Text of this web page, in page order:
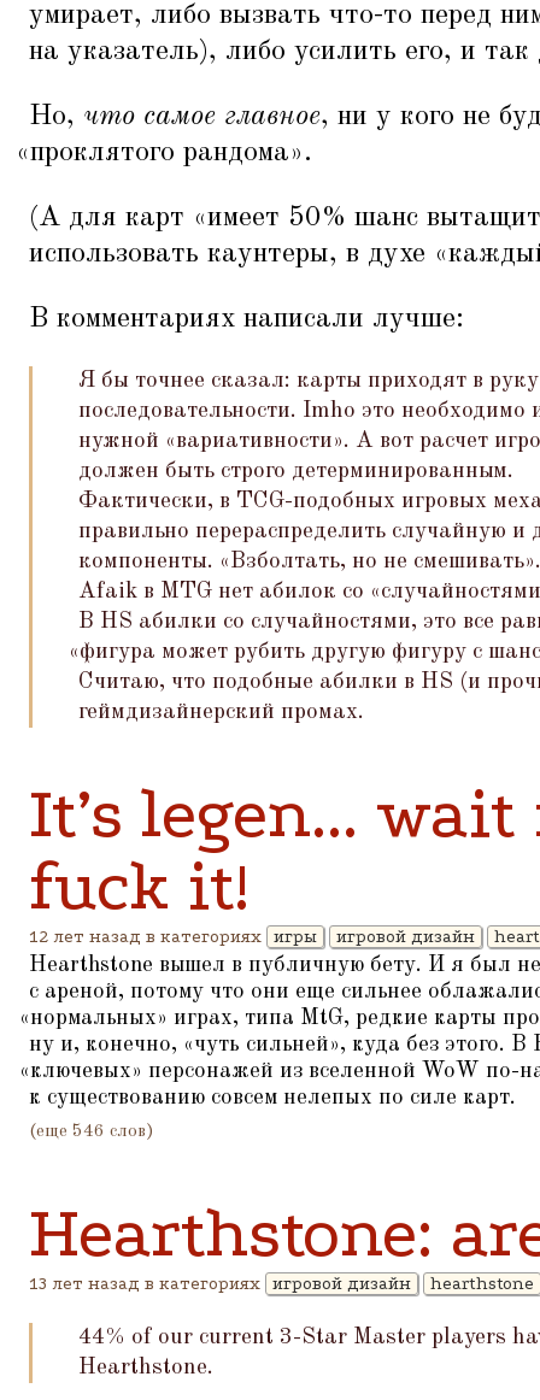
умирает, либо вызвать что-то перед
на указатель), либо усилить его, и так
Но, что самое главное, ни у кого не
«проклятого рандома».
(А для карт «имеет 50% шанс
использовать каунтеры, в духе «
В комментариях написали лучше:
Я бы точнее сказал: карты приходят в
последовательности. Imho это необходимо
нужной «вариативности». А вот расчет
должен быть строго детерминированным.
Фактически, в TCG-подобных игровых
правильно перераспределить случайную и
компоненты. «Взболтать, но не
Afaik в MTG нет абилок со «
В HS абилки со случайностями, это все
«фигура может рубить другую фигуру с
Считаю, что подобные абилки в HS (и
геймдизайнерский промах.
It’s legen...
fuck it!
12 лет назад в категориях игры игровой дизайн
Hearthstone вышел в публичную бету. И я был
с ареной, потому что они еще сильнее
«нормальных» играх, типа MtG, редкие карты
ну и, конечно, «чуть сильней», куда без этого.
«ключевых» персонажей из вселенной WoW по-
к существованию совсем нелепых по силе карт.
(еще 546 слов)
Hearthstone:
13 лет назад в категориях игровой дизайн hearthstone
44% of our current 3-Star Master players
Hearthstone.